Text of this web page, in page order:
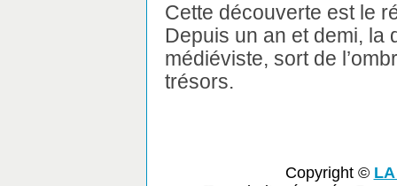
Cette découverte est le
Depuis un an et demi, la
médiéviste, sort de
trésors.
Copyright ©